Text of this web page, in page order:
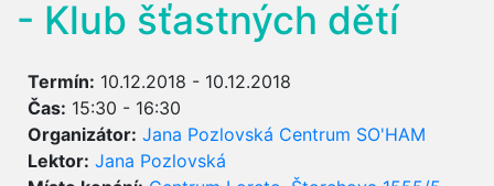
- Klub šťastných dětí
Termín: 10.12.2018 - 10.12.2018
Čas: 15:30 - 16:30
Organizátor: Jana Pozlovská Centrum SO'HAM
Lektor: Jana Pozlovská